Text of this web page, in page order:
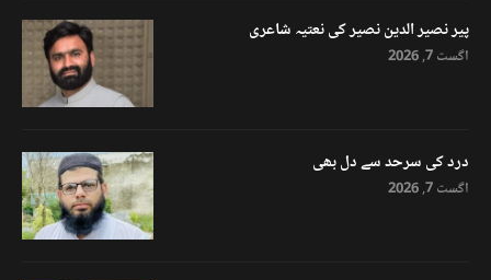
پیر نصیر الدین نصیر کی نعتیہ شاعری
اگست 7, 2026
درد کی سرحد سے دل بھی
اگست 7, 2026